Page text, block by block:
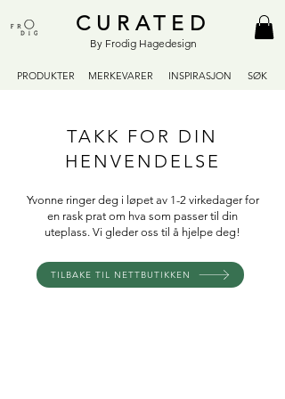
CURATED
By Frodig Hagedesign
PRODUKTER MERKEVARER INSPIRASJON SØK
TAKK FOR DIN
HENVENDELSE
Yvonne ringer deg i løpet av 1-2 virkedager for
en rask prat om hva som passer til din
uteplass. Vi gleder oss til å hjelpe deg!
TILBAKE TIL NETTBUTIKKEN